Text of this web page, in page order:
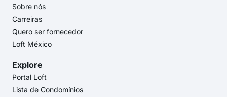
Sobre nós
Carreiras
Quero ser fornecedor
Loft México
Explore
Portal Loft
Lista de Condomínios